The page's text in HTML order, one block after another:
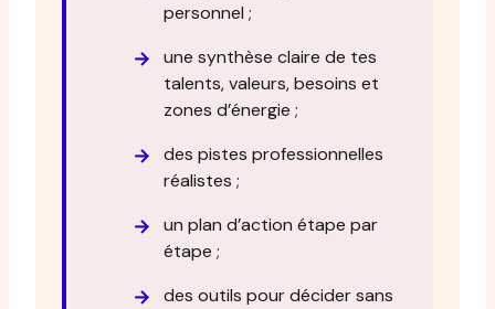
personnel ;
une synthèse claire de tes
talents, valeurs, besoins et
zones d’énergie ;
des pistes professionnelles
réalistes ;
un plan d’action étape par
étape ;
des outils pour décider sans